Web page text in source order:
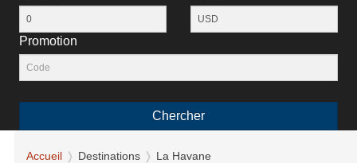
Рromotion
Chercher
Accueil Destinations La Havane